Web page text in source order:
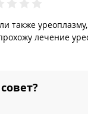
лечение